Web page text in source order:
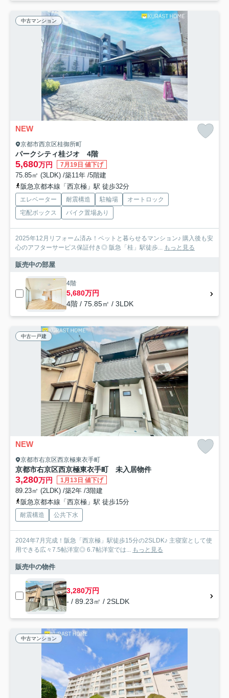
中古マンション
NEW
京都市西京区桂御所町
パークシティ桂ジオ 4階
5,680万円 7月19日 値下げ
75.85㎡ (3LDK) /築11年 /5階建
阪急京都本線「西京極」駅 徒歩32分
エレベーター 耐震構造 駐輪場
オートロック
宅配ボックス
バイク置場あり
2025年12月リフォーム済み！ペットと暮らせるマンション♪ 購入後も安
心のアフターサービス保証付き◎ 阪急「桂」駅徒歩...
もっと見る
販売中の部屋
4階
5,680万円
4階 / 75.85㎡ / 3LDK
中古一戸建
NEW
京都市右京区西京極東衣手町
京都市右京区西京極東衣手町 未入居物件
3,280万円 1月13日 値下げ
89.23㎡ (2LDK) /築2年 /3階建
阪急京都本線「西京極」駅 徒歩15分
耐震構造 公共下水
2024年7月完成！阪急「西京極」駅徒歩15分の2SLDK♪ 主寝室として使
用できる広々7.5帖洋室◎ 6.7帖洋室では...
もっと見る
販売中の物件
3,280万円
- / 89.23㎡ / 2SLDK
中古マンション